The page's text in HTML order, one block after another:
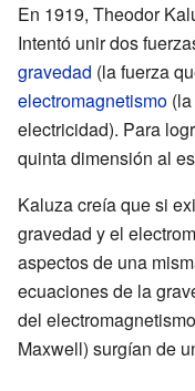
En 1919, Theodor
Intentó unir dos
gravedad (la fuerza
electromagnetismo
electricidad). Para
quinta dimensión al
Kaluza creía que si
gravedad y el
aspectos de una
ecuaciones de la
del
Maxwell) surgían de